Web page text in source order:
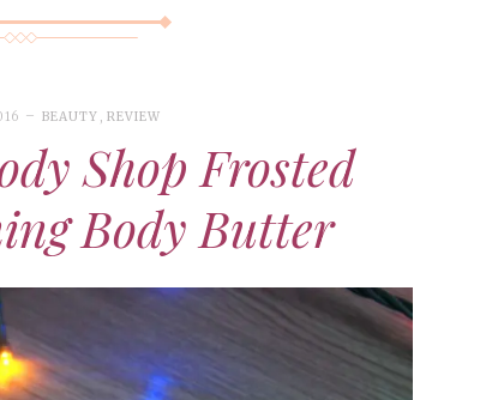
BEAUTY , REVIEW
Shop Frosted
Body Butter